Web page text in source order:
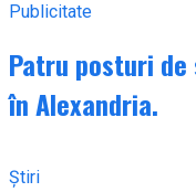
Publicitate
Patru posturi
în Alexandria.
Știri